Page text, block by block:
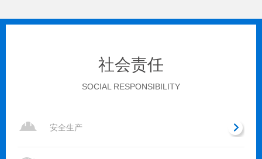
社会责任
SOCIAL RESPONSIBILITY
安全生产